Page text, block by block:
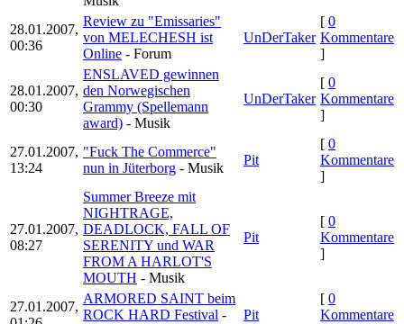
28.01.2007,
00:36
Review zu "Emissaries"
von MELECHESH ist
Online - Forum
UnDerTaker
[ 0
Kommentare
]
28.01.2007,
00:30
ENSLAVED gewinnen
den Norwegischen
Grammy (Spellemann
award) - Musik
UnDerTaker
[ 0
Kommentare
]
27.01.2007,
13:24
"Fuck The Commerce"
nun in Jüterborg - Musik
Pit
[ 0
Kommentare
]
27.01.2007,
08:27
Summer Breeze mit
NIGHTRAGE,
DEADLOCK, FALL OF
SERENITY und WAR
FROM A HARLOT'S
MOUTH - Musik
Pit
[ 0
Kommentare
]
27.01.2007,
ARMORED SAINT beim
ROCK HARD Festival -
Pit
[ 0
Kommentare